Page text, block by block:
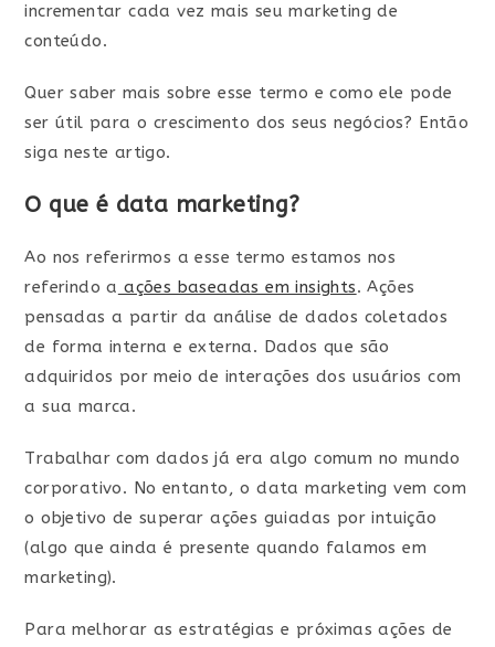
incrementar cada vez mais seu marketing de
conteúdo.
Quer saber mais sobre esse termo e como ele pode
ser útil para o crescimento dos seus negócios? Então
siga neste artigo.
O que é data marketing?
Ao nos referirmos a esse termo estamos nos
referindo a ações baseadas em insights. Ações
pensadas a partir da análise de dados coletados
de forma interna e externa. Dados que são
adquiridos por meio de interações dos usuários com
a sua marca.
Trabalhar com dados já era algo comum no mundo
corporativo. No entanto, o data marketing vem com
o objetivo de superar ações guiadas por intuição
(algo que ainda é presente quando falamos em
marketing).
Para melhorar as estratégias e próximas ações de